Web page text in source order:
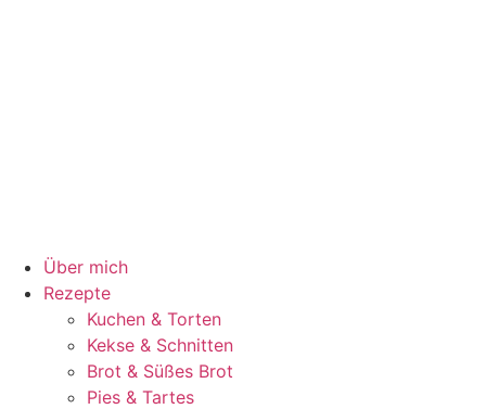
Über mich
Rezepte
Kuchen & Torten
Kekse & Schnitten
Brot & Süßes Brot
Pies & Tartes